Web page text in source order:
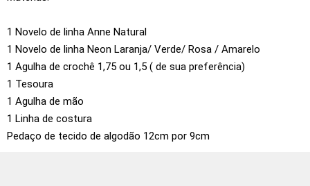
1 Novelo de linha Anne Natural
1 Novelo de linha Neon Laranja/ Verde/ Rosa / Amarelo
1 Agulha de crochê 1,75 ou 1,5 ( de sua preferência)
1 Tesoura
1 Agulha de mão
1 Linha de costura
Pedaço de tecido de algodão 12cm por 9cm